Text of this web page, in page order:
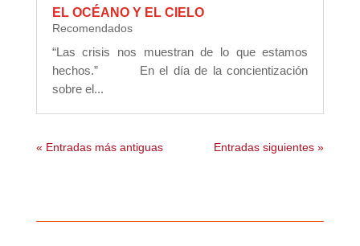
EL OCÉANO Y EL CIELO
Recomendados
“Las crisis nos muestran de lo que estamos
hechos.” En el día de la concientización
sobre el...
« Entradas más antiguas Entradas siguientes »